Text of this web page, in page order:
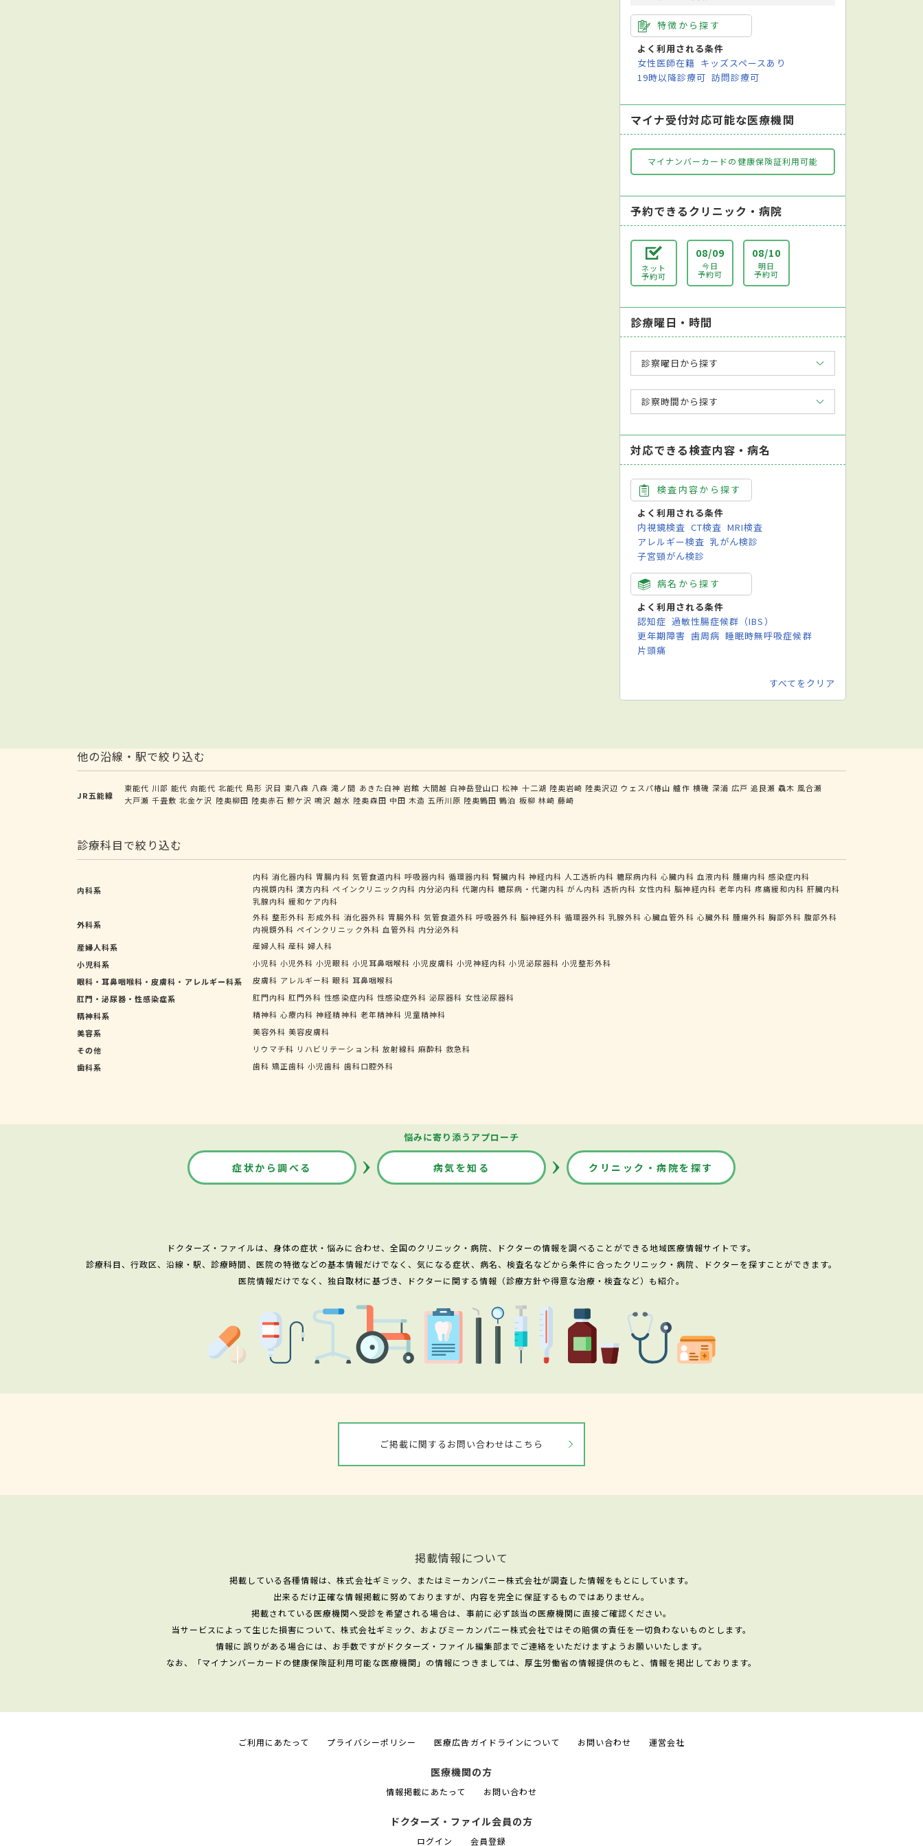
特徴から探す
よく利用される条件
女性医師在籍 キッズスペースあり
19時以降診療可 訪問診療可
マイナ受付対応可能な医療機関
マイナンバーカードの健康保険証利用可能
予約できるクリニック・病院
ネット
予約可
08/09
今日
予約可
08/10
明日
予約可
診療曜日・時間
診察曜日から探す
診察時間から探す
対応できる検査内容・病名
検査内容から探す
よく利用される条件
内視鏡検査 CT検査 MRI検査
アレルギー検査 乳がん検診
子宮頸がん検診
病名から探す
よく利用される条件
認知症 過敏性腸症候群（IBS）
更年期障害 歯周病 睡眠時無呼吸症候群
片頭痛
すべてをクリア
他の沿線・駅で絞り込む
JR五能線
東能代 川部 能代 向能代 北能代 鳥形 沢目 東八森 八森 滝ノ間 あきた白神 岩館 大間越 白神岳登山口 松神 十二湖 陸奥岩崎 陸奥沢辺 ウェスパ椿山 艫作 横磯 深浦 広戸 追良瀬 驫木 風合瀬
大戸瀬 千畳敷 北金ケ沢 陸奥柳田 陸奥赤石 鰺ケ沢 鳴沢 越水 陸奥森田 中田 木造 五所川原 陸奥鶴田 鶴泊 板柳 林崎 藤崎
診療科目で絞り込む
内科系
内科 消化器内科 胃腸内科 気管食道内科 呼吸器内科 循環器内科 腎臓内科 神経内科 人工透析内科 糖尿病内科 心臓内科 血液内科 腫瘍内科 感染症内科
内視鏡内科 漢方内科 ペインクリニック内科 内分泌内科 代謝内科 糖尿病・代謝内科 がん内科 透析内科 女性内科 脳神経内科 老年内科 疼痛緩和内科 肝臓内科
乳腺内科 緩和ケア内科
外科系
外科 整形外科 形成外科 消化器外科 胃腸外科 気管食道外科 呼吸器外科 脳神経外科 循環器外科 乳腺外科 心臓血管外科 心臓外科 腫瘍外科 胸部外科 腹部外科
内視鏡外科 ペインクリニック外科 血管外科 内分泌外科
産婦人科系
産婦人科 産科 婦人科
小児科系
小児科 小児外科 小児眼科 小児耳鼻咽喉科 小児皮膚科 小児神経内科 小児泌尿器科 小児整形外科
眼科・耳鼻咽喉科・皮膚科・アレルギー科系
皮膚科 アレルギー科 眼科 耳鼻咽喉科
肛門・泌尿器・性感染症系
肛門内科 肛門外科 性感染症内科 性感染症外科 泌尿器科 女性泌尿器科
精神科系
精神科 心療内科 神経精神科 老年精神科 児童精神科
美容系
美容外科 美容皮膚科
その他
リウマチ科 リハビリテーション科 放射線科 麻酔科 救急科
歯科系
歯科 矯正歯科 小児歯科 歯科口腔外科
悩みに寄り添うアプローチ
症状から調べる 病気を知る クリニック・病院を探す
ドクターズ・ファイルは、身体の症状・悩みに合わせ、全国のクリニック・病院、ドクターの情報を調べることができる地域医療情報サイトです。
診療科目、行政区、沿線・駅、診療時間、医院の特徴などの基本情報だけでなく、気になる症状、病名、検査名などから条件に合ったクリニック・病院、ドクターを探すことができます。
医院情報だけでなく、独自取材に基づき、ドクターに関する情報（診療方針や得意な治療・検査など）も紹介。
ご掲載に関するお問い合わせはこちら
掲載情報について
掲載している各種情報は、株式会社ギミック、またはミーカンパニー株式会社が調査した情報をもとにしています。
出来るだけ正確な情報掲載に努めておりますが、内容を完全に保証するものではありません。
掲載されている医療機関へ受診を希望される場合は、事前に必ず該当の医療機関に直接ご確認ください。
当サービスによって生じた損害について、株式会社ギミック、およびミーカンパニー株式会社ではその賠償の責任を一切負わないものとします。
情報に誤りがある場合には、お手数ですがドクターズ・ファイル編集部までご連絡をいただけますようお願いいたします。
なお、「マイナンバーカードの健康保険証利用可能な医療機関」の情報につきましては、厚生労働省の情報提供のもと、情報を掲出しております。
ご利用にあたって プライバシーポリシー 医療広告ガイドラインについて お問い合わせ 運営会社
医療機関の方
情報掲載にあたって お問い合わせ
ドクターズ・ファイル会員の方
ログイン 会員登録